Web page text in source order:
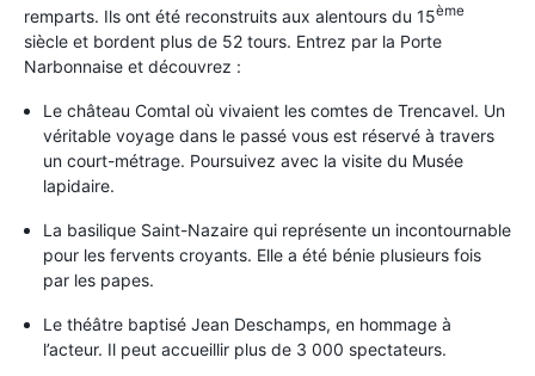
remparts. Ils ont été reconstruits aux alentours du 15ème
siècle et bordent plus de 52 tours. Entrez par la Porte
Narbonnaise et découvrez :
Le château Comtal où vivaient les comtes de Trencavel. Un
véritable voyage dans le passé vous est réservé à travers
un court-métrage. Poursuivez avec la visite du Musée
lapidaire.
La basilique Saint-Nazaire qui représente un incontournable
pour les fervents croyants. Elle a été bénie plusieurs fois
par les papes.
Le théâtre baptisé Jean Deschamps, en hommage à
l’acteur. Il peut accueillir plus de 3 000 spectateurs.